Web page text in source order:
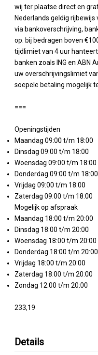
wij ter plaatse direct en
Nederlands geldig
via bankoverschrijving,
op: bij bedragen boven
tijdlimiet van 4 uur
banken zoals ING en ABN
uw overschrijvingslimiet
soepele betaling mogelijk
===
Openingstijden
Maandag 09:00 t/m 18:00
Dinsdag 09:00 t/m 18:00
Woensdag 09:00 t/m 18:00
Donderdag 09:00 t/m 18:00
Vrijdag 09:00 t/m 18:00
Zaterdag 09:00 t/m 18:00
Mogelijk op afspraak
Maandag 18:00 t/m 20:00
Dinsdag 18:00 t/m 20:00
Woensdag 18:00 t/m 20:00
Donderdag 18:00 t/m 20:00
Vrijdag 18:00 t/m 20:00
Zaterdag 18:00 t/m 20:00
Zondag 12:00 t/m 20:00
233,19
Details